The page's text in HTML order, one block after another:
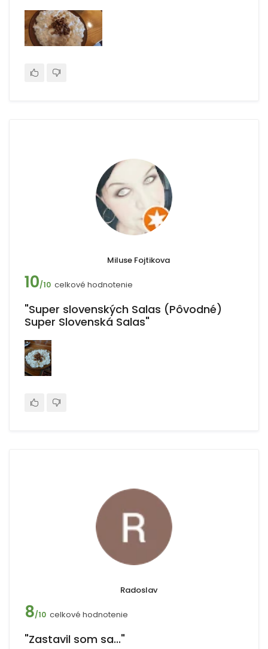
Miluse Fojtikova
10/10 celkové hodnotenie
"Super slovenských Salas (Pôvodné)
Super Slovenská Salas"
Radoslav
8/10 celkové hodnotenie
"Zastavil som sa..."